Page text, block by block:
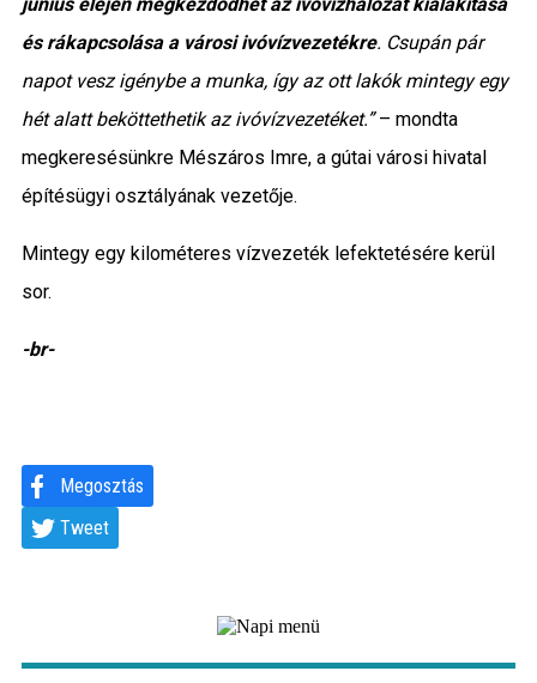
június elején megkezdődhet az ivóvízhálózat kialakítása
és rákapcsolása a városi ivóvízvezetékre. Csupán pár
napot vesz igénybe a munka, így az ott lakók mintegy egy
hét alatt beköttethetik az ivóvízvezetéket.”– mondta
megkeresésünkre Mészáros Imre, a gútai városi hivatal
építésügyi osztályának vezetője.
Mintegy egy kilométeres vízvezeték lefektetésére kerül
sor.
-br-
Megosztás
Tweet